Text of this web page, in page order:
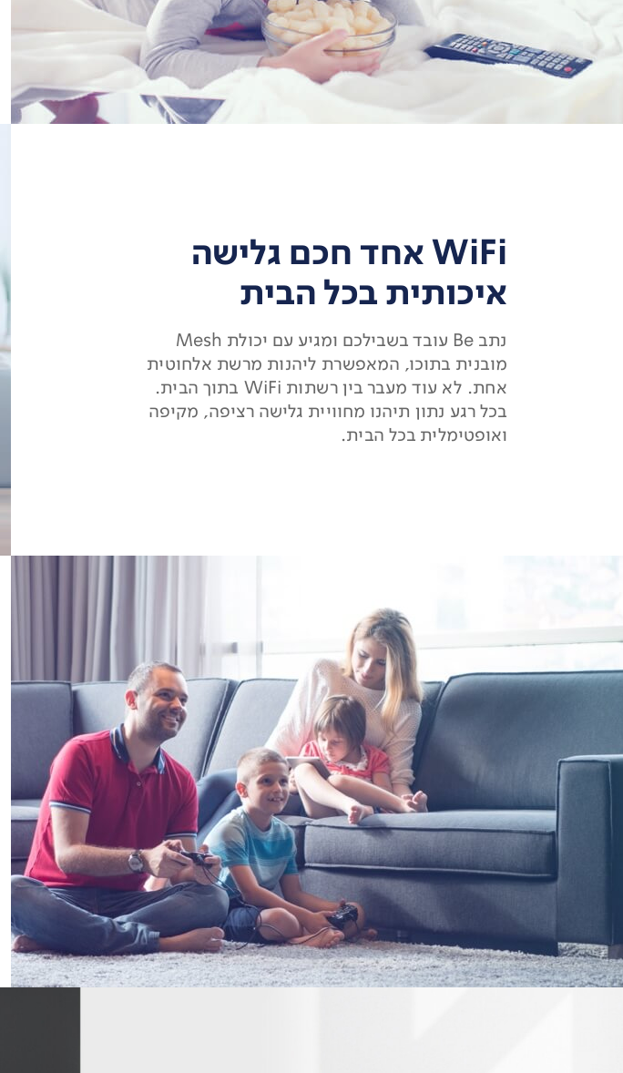
WiFi אחד חכם גלישה
איכותית בכל הבית
נתב Be עובד בשבילכם ומגיע עם יכולת Mesh
מובנית בתוכו, המאפשרת ליהנות מרשת אלחוטית
אחת. לא עוד מעבר בין רשתות WiFi בתוך הבית.
בכל רגע נתון תיהנו מחוויית גלישה רציפה, מקיפה
ואופטימלית בכל הבית.